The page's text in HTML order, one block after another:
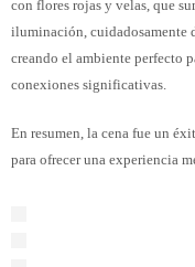
con flores rojas y velas, que
iluminación, cuidadosamente
creando el ambiente perfecto
conexiones significativas.
En resumen, la cena fue un
para ofrecer una experiencia